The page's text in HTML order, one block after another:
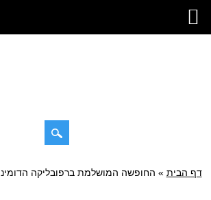
תפריט ראשי
דילוג
דף הבית » החופשה המושלמת ברפובליקה